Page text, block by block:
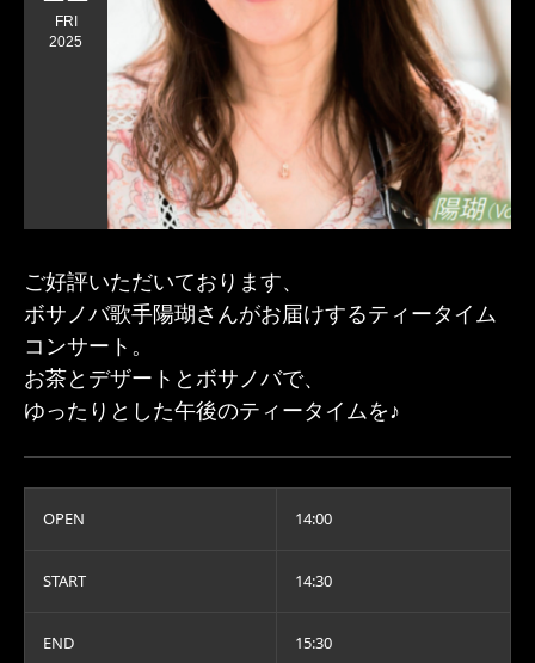
FRI
2025
ご好評いただいております、
ボサノバ歌手陽瑚さんがお届けするティータイム
コンサート。
お茶とデザートとボサノバで、
ゆったりとした午後のティータイムを♪
OPEN 14:00
START 14:30
END 15:30